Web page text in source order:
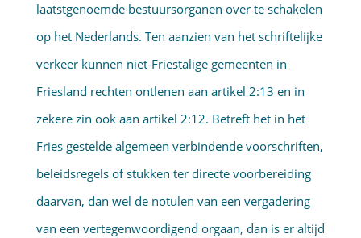
laatstgenoemde bestuursorganen over te schakelen
op het Nederlands. Ten aanzien van het schriftelijke
verkeer kunnen niet-Friestalige gemeenten in
Friesland rechten ontlenen aan artikel 2:13 en in
zekere zin ook aan artikel 2:12. Betreft het in het
Fries gestelde algemeen verbin­dende voorschriften,
beleidsregels of stukken ter directe voorbereiding
daarvan, dan wel de notulen van een vergadering
van een vertegenwoor­digend orgaan, dan is er altijd